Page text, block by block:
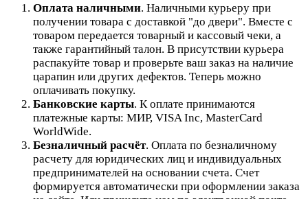
Оплата наличными. Наличными курьеру при
получении товара с доставкой "до двери". Вместе с
товаром передается товарный и кассовый чеки, а
также гарантийный талон. В присутствии курьера
распакуйте товар и проверьте ваш заказ на наличие
царапин или других дефектов. Теперь можно
оплачивать покупку.
Банковские карты. К оплате принимаются
платежные карты: МИР, VISA Inc, MasterCard
WorldWide.
Безналичный расчёт. Оплата по безналичному
расчету для юридических лиц и индивидуальных
предпринимателей на основании счета. Счет
формируется автоматически при оформлении заказа